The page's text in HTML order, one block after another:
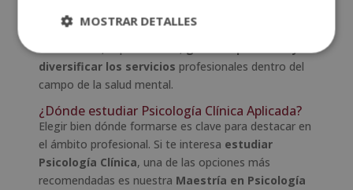
Para ganar más en este sector, es importante seguir
formándose, especializarse,
diversificar los servicios profesionales dentro del
campo de la salud mental.
¿Dónde estudiar Psicología Clínica Aplicada?
Elegir bien dónde formarse es clave para destacar en
el ámbito profesional. Si te interesa estudiar
Psicología Clínica, una de las opciones más
recomendadas es nuestra Maestría en Psicología
MOSTRAR DETALLES